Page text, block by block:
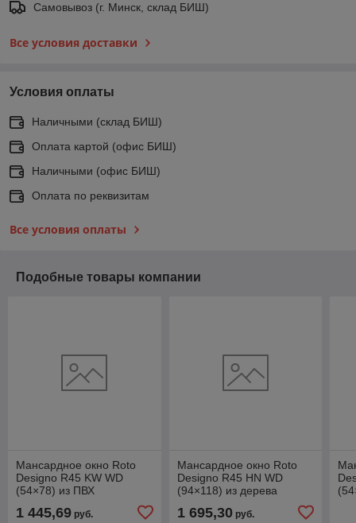
Самовывоз (г. Минск, склад БИШ)
Все условия доставки
Условия оплаты
Наличными (склад БИШ)
Оплата картой (офис БИШ)
Наличными (офис БИШ)
Оплата по реквизитам
Все условия оплаты
Подобные товары компании
Мансардное окно Roto
Designo R45 KW WD
(54×78) из ПВХ
центрально-поворотное с
термоблоком
1 445,69 руб.
Мансардное окно Roto
Designo R45 HN WD
(94×118) из дерева
центрально-поворотное с
термоблоком
1 695,30руб.